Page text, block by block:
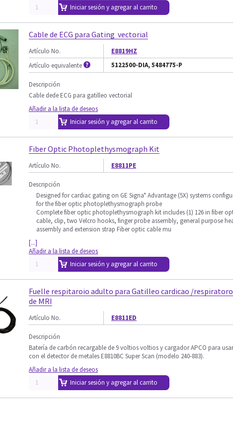
Iniciar sesión y agregar al carrito
Cable de ECG para Gating vectorial
Artículo No.
E8819HZ
Artículo equivalente
5122500-DIA, 5484775-P
Descripción
Cable dede ECG para gatilleo vectorial
Añadir a la lista de deseos
Iniciar sesión y agregar al carrito
Fiber Optic Photoplethysmograph Kit
Artículo No. E8811PE
Descripción
Designed for cardiac gating on GE Signa* Advantage (5X) systems
for the fiber optic photoplethysmograph probe
Complete fiber optic photoplethysmograph kit includes (1) 126 in fiber
cable, clip, two Velcro hooks, finger probe assembly, general purpose
assembly and extension strap Fiber optic cable mu
[...]
Añadir a la lista de deseos
Iniciar sesión y agregar al carrito
Fuelle respitaroio adulto para Gatilleo cardicao /respiratoro
de MRI
Artículo No. E8811ED
Descripción
Batería de carbón recargable de 9 voltios voltios y cargador APCO para usar
con el detector de metales E8810BC Super Scan (modelo 240-883).
Añadir a la lista de deseos
Iniciar sesión y agregar al carrito